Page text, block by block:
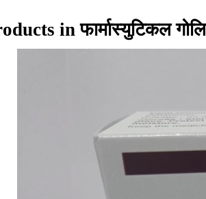
in फार्मास्युटिकल